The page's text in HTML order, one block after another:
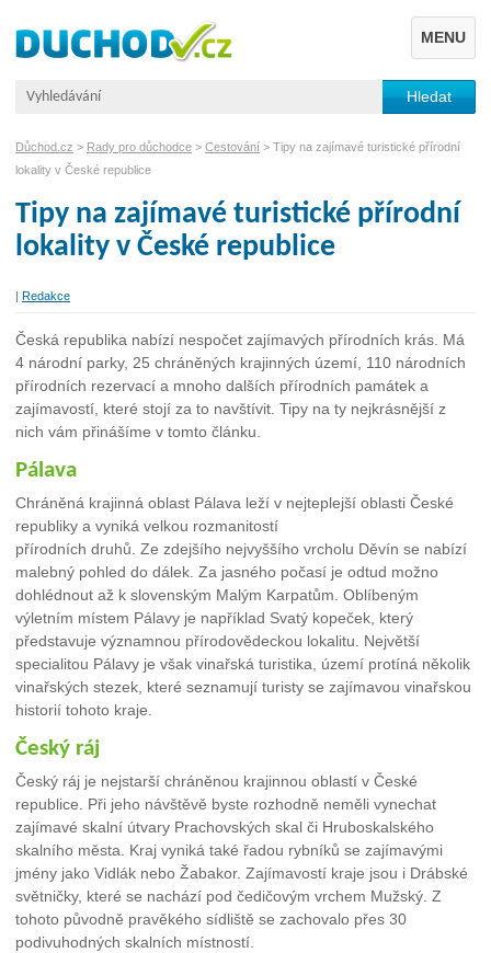
MENU
Důchod.cz > Rady pro důchodce > Cestování > Tipy na zajímavé turistické přírodní
lokality v České republice
Tipy na zajímavé turistické přírodní
lokality v České republice
Redakce
Česká republika nabízí nespočet zajímavých přírodních krás. Má
4 národní parky, 25 chráněných krajinných území, 110 národních
přírodních rezervací a mnoho dalších přírodních památek a
zajímavostí, které stojí za to navštívit. Tipy na ty nejkrásnější z
nich vám přinášíme v tomto článku.
Pálava
Chráněná krajinná oblast Pálava leží v nejteplejší oblasti České
republiky a vyniká velkou rozmanitostí
přírodních druhů. Ze zdejšího nejvyššího vrcholu Děvín se nabízí
malebný pohled do dálek. Za jasného počasí je odtud možno
dohlédnout až k slovenským Malým Karpatům. Oblíbeným
výletním místem Pálavy je například Svatý kopeček, který
představuje významnou přírodovědeckou lokalitu. Největší
specialitou Pálavy je však vinařská turistika, území protíná několik
vinařských stezek, které seznamují turisty se zajímavou vinařskou
historií tohoto kraje.
Český ráj
Český ráj je nejstarší chráněnou krajinnou oblastí v České
republice. Při jeho návštěvě byste rozhodně neměli vynechat
zajímavé skalní útvary Prachovských skal či Hruboskalského
skalního města. Kraj vyniká také řadou rybníků se zajímavými
jmény jako Vidlák nebo Žabakor. Zajímavostí kraje jsou i Drábské
světničky, které se nachází pod čedičovým vrchem Mužský. Z
tohoto původně pravěkého sídliště se zachovalo přes 30
podivuhodných skalních místností.